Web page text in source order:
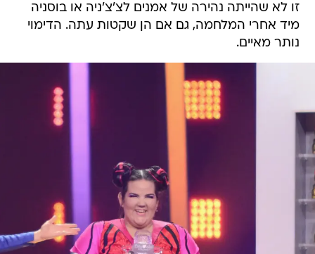
זו לא שהייתה נהירה של אמנים לצ'צ'ניה או בוסניה
מיד אחרי המלחמה, גם אם הן שקטות עתה. הדימוי
נותר מאיים.